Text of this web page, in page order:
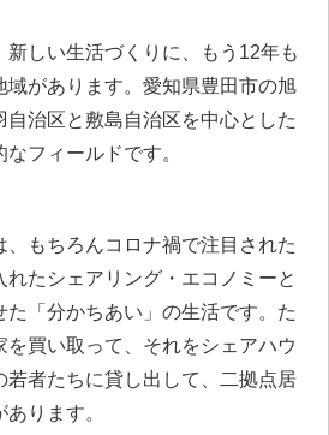
新しい生活づくりに、もう12年も
域があります。愛知県豊田市の旭
治区と敷島自治区を中心とした
フィールドです。
もちろんコロナ禍で注目された
たシェアリング・エコノミーと
た「分かちあい」の生活です。た
を買い取って、それをシェアハウ
若者たちに貸し出して、二拠点居
ります。